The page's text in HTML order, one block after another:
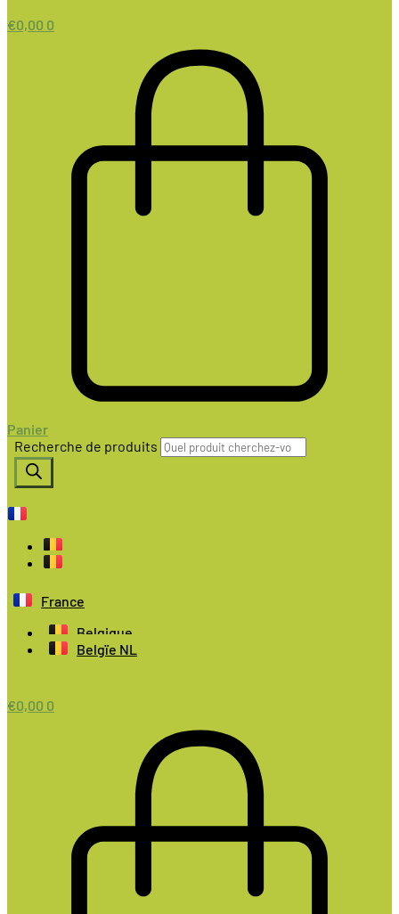
€0,00 0
Panier
Recherche de produits
France
Belgique
Belgïe NL
€0,00 0